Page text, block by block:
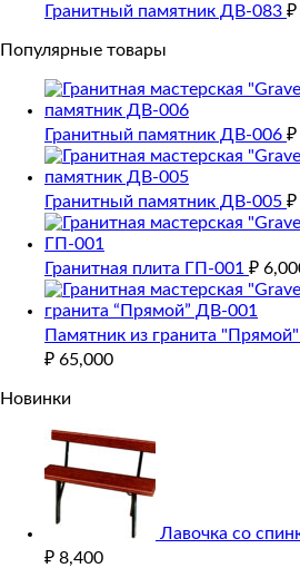
Гранитный памятник ДВ-083 ₽
Популярные товары
Гранитный памятник ДВ-006 ₽
Гранитный памятник ДВ-005 ₽
Гранитная плита ГП-001 ₽
Памятник из гранита
₽ 65,000
Новинки
Лавочка со
₽ 8,400